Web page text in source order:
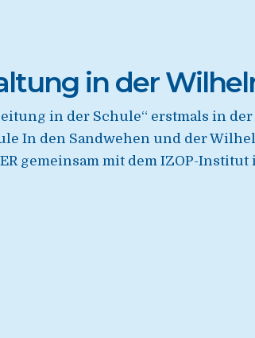
in der
in der Schule“ erstmals in
In den Sandwehen und der
gemeinsam mit dem IZOP-